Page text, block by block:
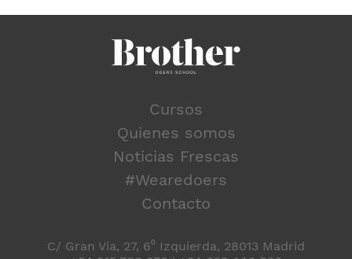
Cursos
Quienes somos
Noticias Frescas
#Wearedoers
Contacto
C/ Gran Vía, 27, 6⁰ Izquierda, 28013 Madrid